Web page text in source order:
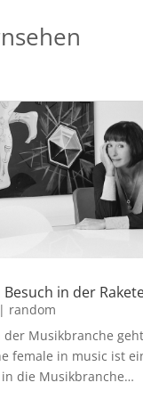
Besuch in der
random
der Musikbranche
female in music ist
die Musikbranche…